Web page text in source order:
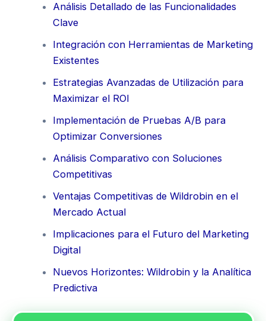
Análisis Detallado de las Funcionalidades
Clave
Integración con Herramientas de Marketing
Existentes
Estrategias Avanzadas de Utilización para
Maximizar el ROI
Implementación de Pruebas A/B para
Optimizar Conversiones
Análisis Comparativo con Soluciones
Competitivas
Ventajas Competitivas de Wildrobin en el
Mercado Actual
Implicaciones para el Futuro del Marketing
Digital
Nuevos Horizontes: Wildrobin y la Analítica
Predictiva